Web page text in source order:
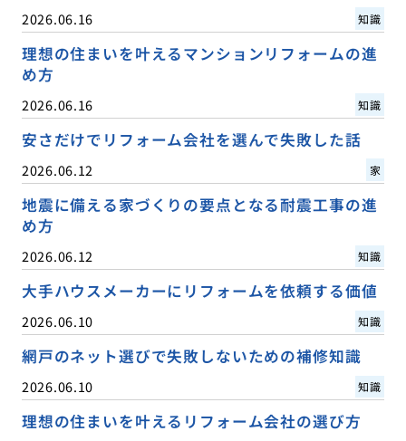
2026.06.16 知識
理想の住まいを叶えるマンションリフォームの進
め方
2026.06.16 知識
安さだけでリフォーム会社を選んで失敗した話
2026.06.12 家
地震に備える家づくりの要点となる耐震工事の進
め方
2026.06.12 知識
大手ハウスメーカーにリフォームを依頼する価値
2026.06.10 知識
網戸のネット選びで失敗しないための補修知識
2026.06.10 知識
理想の住まいを叶えるリフォーム会社の選び方